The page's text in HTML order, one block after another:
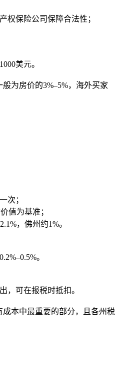
权保险公司保障合法性；
美元。
为房价的3%–5%，海外买家
次；
值为基准；
，佛州约1%。
。
，可在报税时抵扣。
成本中最重要的部分，且各州税